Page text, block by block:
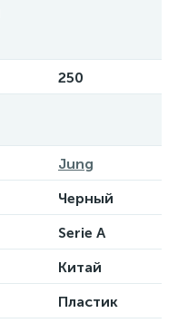
250
Jung
Черный
Serie A
Китай
Пластик